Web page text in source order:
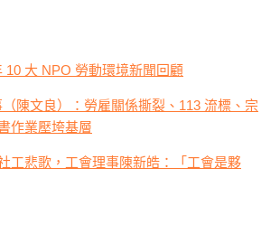
10 大 NPO 勞動環境新聞回顧
陳文良）：勞雇關係撕裂、113 流標、宗
作業壓垮基層
工悲歌，工會理事陳新皓：「工會是夥